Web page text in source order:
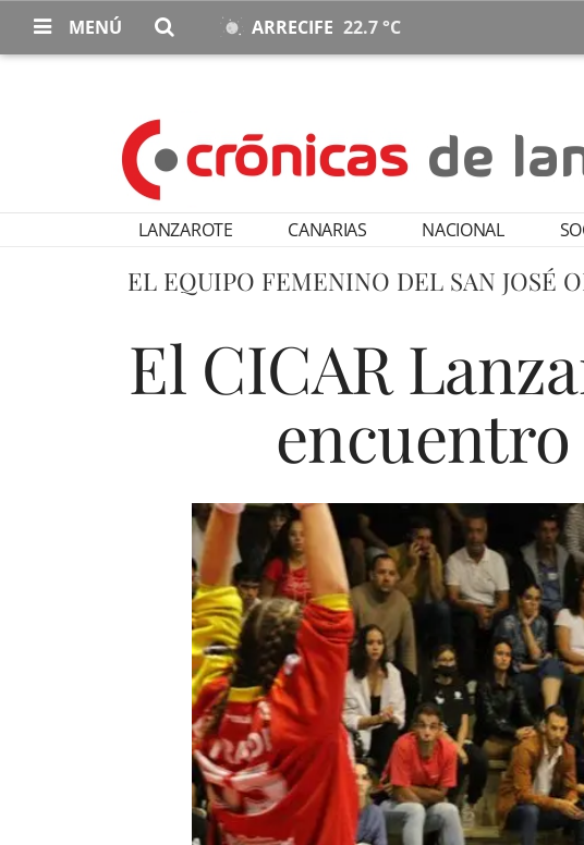
MENÚ ARRECIFE 22.7 °C
LANZAROTE CANARIAS NACIONAL
EL EQUIPO FEMENINO DEL SAN JOSÉ
El CICAR